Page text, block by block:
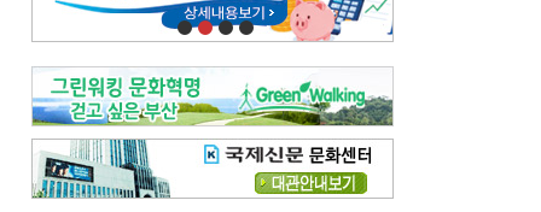
조성우의 한방 이야기[전체보기]
봄의 설렘보다 먼저 내 몸의 달램
진료실에서[전체보기]
B형 간염은 ‘간암 시한폭탄’…비활동기 환자도 꼭 6개월 주기 검사
최수지의 한방 이야기 [전체보기]
‘생리 안 해서 편하다’는 위험한 착각